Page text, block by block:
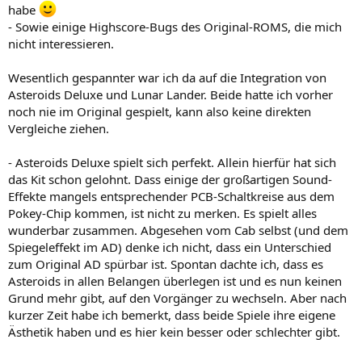
habe
- Sowie einige Highscore-Bugs des Original-ROMS, die mich
nicht interessieren.
Wesentlich gespannter war ich da auf die Integration von
Asteroids Deluxe und Lunar Lander. Beide hatte ich vorher
noch nie im Original gespielt, kann also keine direkten
Vergleiche ziehen.
- Asteroids Deluxe spielt sich perfekt. Allein hierfür hat sich
das Kit schon gelohnt. Dass einige der großartigen Sound-
Effekte mangels entsprechender PCB-Schaltkreise aus dem
Pokey-Chip kommen, ist nicht zu merken. Es spielt alles
wunderbar zusammen. Abgesehen vom Cab selbst (und dem
Spiegeleffekt im AD) denke ich nicht, dass ein Unterschied
zum Original AD spürbar ist. Spontan dachte ich, dass es
Asteroids in allen Belangen überlegen ist und es nun keinen
Grund mehr gibt, auf den Vorgänger zu wechseln. Aber nach
kurzer Zeit habe ich bemerkt, dass beide Spiele ihre eigene
Ästhetik haben und es hier kein besser oder schlechter gibt.